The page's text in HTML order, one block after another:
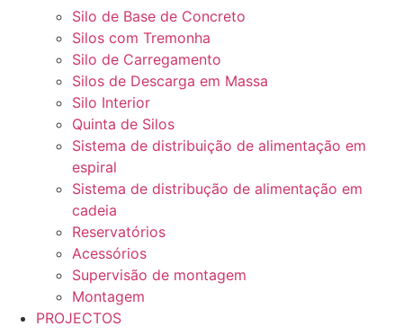
Silo de Base de Concreto
Silos com Tremonha
Silo de Carregamento
Silos de Descarga em Massa
Silo Interior
Quinta de Silos
Sistema de distribuição de alimentação em
espiral
Sistema de distribução de alimentação em
cadeia
Reservatórios
Acessórios
Supervisão de montagem
Montagem
PROJECTOS